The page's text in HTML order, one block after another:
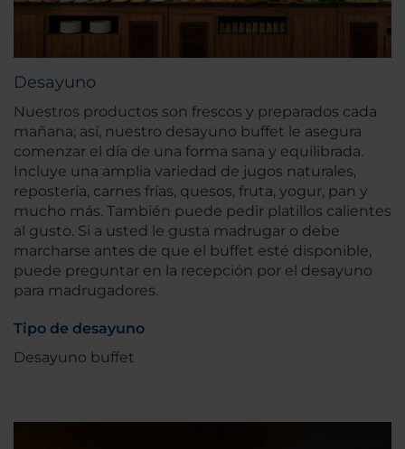
Desayuno
Nuestros productos son frescos y preparados cada
mañana; así, nuestro desayuno buffet le asegura
comenzar el día de una forma sana y equilibrada.
Incluye una amplia variedad de jugos naturales,
repostería, carnes frías, quesos, fruta, yogur, pan y
mucho más. También puede pedir platillos calientes
al gusto. Si a usted le gusta madrugar o debe
marcharse antes de que el buffet esté disponible,
puede preguntar en la recepción por el desayuno
para madrugadores.
Tipo de desayuno
Desayuno buffet